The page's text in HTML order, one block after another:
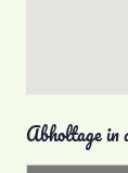
Abholtage in